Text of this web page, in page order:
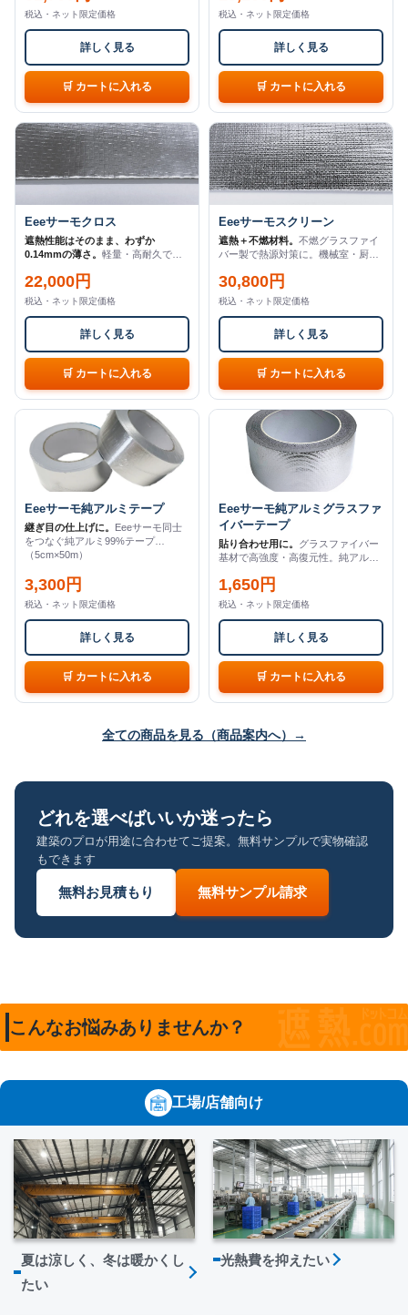
税込・ネット限定価格
詳しく見る
税込・ネット限定価格
詳しく見る
Eeeサーモクロス
遮熱性能はそのまま、わずか
0.14mmの薄さ。 軽量・高耐久で
22,000円
税込・ネット限定価格
詳しく見る
Eeeサーモスクリーン
遮熱＋不燃材料。 不燃グラスファイ
バー製で熱源対策に。機械室・厨
30,800円
税込・ネット限定価格
詳しく見る
Eeeサーモ純アルミテープ
継ぎ目の仕上げに。 Eeeサーモ同士
をつなぐ純アルミ99%テープ
（5cm×50m）
3,300円
税込・ネット限定価格
詳しく見る
Eeeサーモ純アルミグラスファ
イバーテープ
貼り合わせ用に。 グラスファイバー
基材で高強度・高復元性。純アルミ
1,650円
税込・ネット限定価格
詳しく見る
全ての商品を見る（商品案内へ）→
どれを選べばいいか迷ったら
建築のプロが用途に合わせてご提案。無料サンプルで実物確認
もできます
無料お見積もり 無料サンプル請求
こんなお悩みありませんか？
工場/店舗向け
夏は涼しく、冬は暖かくし
たい
光熱費を抑えたい